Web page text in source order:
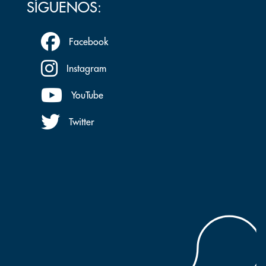
SÍGUENOS:
Facebook
Instagram
YouTube
Twitter